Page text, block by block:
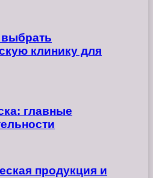
клинику для
главные
продукция и